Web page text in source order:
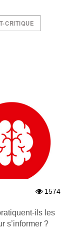
CRITIQUE
1574
ils les
s’informer ?